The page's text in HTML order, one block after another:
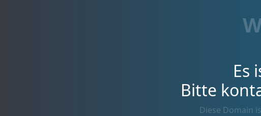
Es
Bitte
Diese Domain